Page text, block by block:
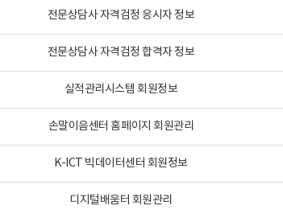
전문상담사 자격검정 응시자 정보
전문상담사 자격검정 합격자 정보
실적관리시스템 회원정보
손말이음센터 홈페이지 회원관리
K-ICT 빅데이터센터 회원정보
디지털배움터 회원관리